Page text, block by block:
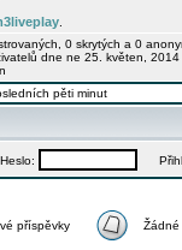
0 skrytých a 0
dne ne 25. květen, 2014
pěti minut
příspěvky Žádné